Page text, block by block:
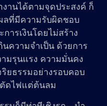
งานได้ตามจุดประสงค์ ก็
ลที่มีความรับผิดชอบ
ารเงินโดยไม่สร้าง
ความจำเป็น ด้วยการ
มรุนแรง ความมั่นคง
ยธรรมอย่างรอบคอบ
ดไฟแต่ต้นลม